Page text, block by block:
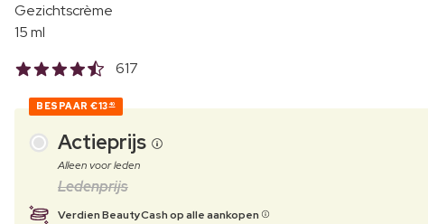
Gezichtscrème
15 ml
617
BESPAAR €13 40
Actieprijs
Alleen voor leden
Ledenprijs
Verdien BeautyCash op alle aankopen